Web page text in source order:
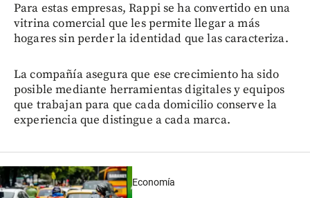
Para estas empresas, Rappi se ha convertido en una
vitrina comercial que les permite llegar a más
hogares sin perder la identidad que las caracteriza.
La compañía asegura que ese crecimiento ha sido
posible mediante herramientas digitales y equipos
que trabajan para que cada domicilio conserve la
experiencia que distingue a cada marca.
Economía